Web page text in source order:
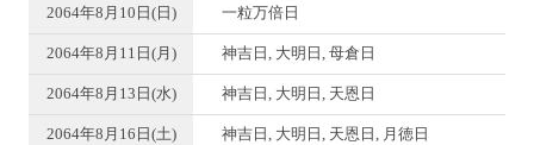
2064年8月10日(日) 一粒万倍日
2064年8月11日(月) 神吉日, 大明日, 母倉日
2064年8月13日(水) 神吉日, 大明日, 天恩日
2064年8月16日(土) 神吉日, 大明日, 天恩日, 月徳日